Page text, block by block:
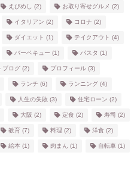
えびめし (2) お取り寄せグルメ (2)
イタリアン (2) コロナ (2)
ダイエット (1) テイクアウト (4)
バーベキュー (1) パスタ (1)
ブログ(2) プロフィール(3)
ランチ (6) ランニング(4)
人生の失敗(3) 住宅ローン (2)
大阪 (2) 定食(2) 寿司 (2)
教育(7) 料理 (2) 洋食(2)
絵本(1) 肉まん (1) 自転車 (1)